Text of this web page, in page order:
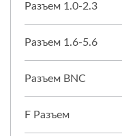
Разъем 1.0-2.3
Разъем 1.6-5.6
Разъем BNC
F Разъем